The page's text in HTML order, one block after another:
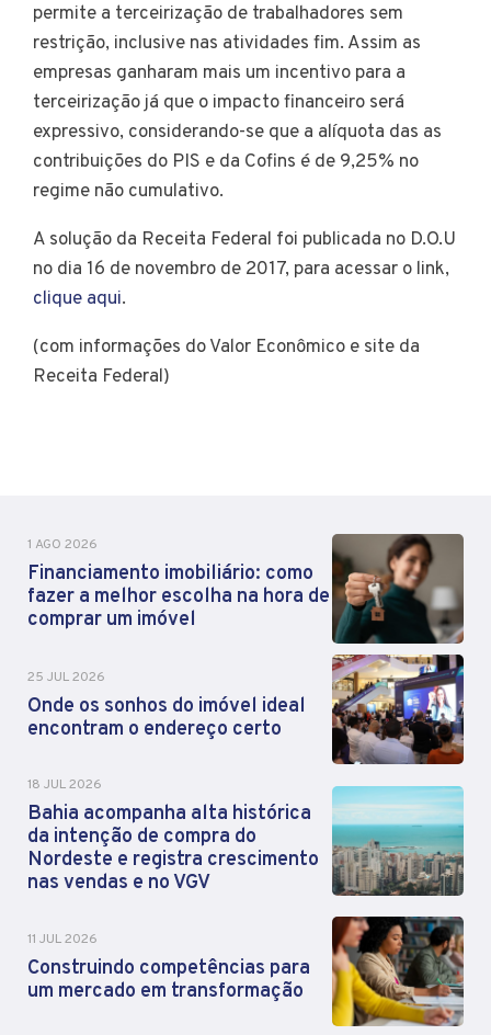
permite a terceirização de trabalhadores sem
restrição, inclusive nas atividades fim. Assim as
empresas ganharam mais um incentivo para a
terceirização já que o impacto financeiro será
expressivo, considerando-se que a alíquota das as
contribuições do PIS e da Cofins é de 9,25% no
regime não cumulativo.
A solução da Receita Federal foi publicada no D.O.U
no dia 16 de novembro de 2017, para acessar o link,
clique aqui.
(com informações do Valor Econômico e site da
Receita Federal)
1 AGO 2026
Financiamento imobiliário: como
fazer a melhor escolha na hora de
comprar um imóvel
25 JUL 2026
Onde os sonhos do imóvel ideal
encontram o endereço certo
18 JUL 2026
Bahia acompanha alta histórica
da intenção de compra do
Nordeste e registra crescimento
nas vendas e no VGV
11 JUL 2026
Construindo competências para
um mercado em transformação